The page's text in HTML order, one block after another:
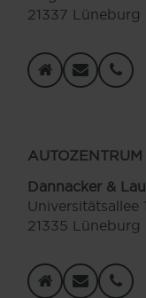
21337 Lüneburg
AUTOZENTRUM
Dannacker &
Universitätsallee
21335 Lüneburg